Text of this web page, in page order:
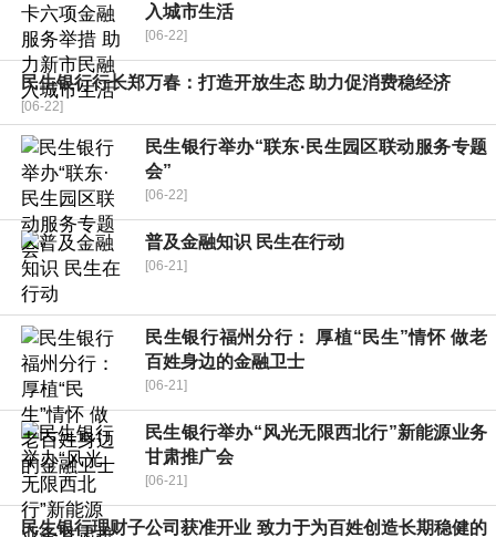
入城市生活
[06-22]
民生银行行长郑万春：打造开放生态 助力促消费稳经济
[06-22]
民生银行举办“联东·民生园区联动服务专题
会”
[06-22]
普及金融知识 民生在行动
[06-21]
民生银行福州分行： 厚植“民生”情怀 做老
百姓身边的金融卫士
[06-21]
民生银行举办“风光无限西北行”新能源业务
甘肃推广会
[06-21]
民生银行理财子公司获准开业 致力于为百姓创造长期稳健的